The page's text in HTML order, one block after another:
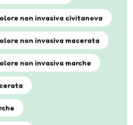
non invasiva civitanova
non invasiva macerata
non invasiva marche